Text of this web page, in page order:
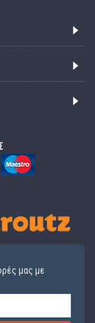
μας με